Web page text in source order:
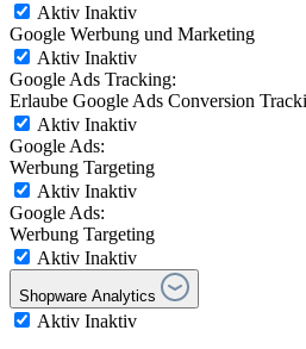
Aktiv Inaktiv
Google Werbung und Marketing
Aktiv Inaktiv
Google Ads Tracking:
Erlaube Google Ads Conversion
Aktiv Inaktiv
Google Ads:
Werbung Targeting
Aktiv Inaktiv
Google Ads:
Werbung Targeting
Aktiv Inaktiv
Shopware Analytics
Aktiv Inaktiv